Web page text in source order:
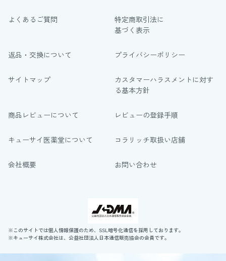
よくあるご質問
特定商取引法に
基づく表示
返品・交換について プライバシーポリシー
サイトマップ
カスタマーハラスメントに対す
る基本方針
商品レビューについて レビューの登録手順
キューサイ医薬堂について コラリッチ取扱い店舗
会社概要 お問い合わせ
※このサイトでは個人情報保護のため、SSL暗号化通信を採用しております。
※キューサイ株式会社は、公益社団法人日本通信販売協会の会員です。